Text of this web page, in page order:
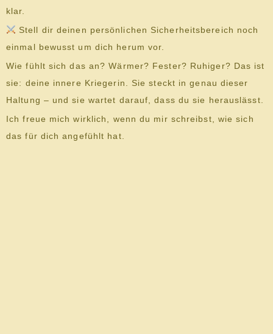
klar.
Stell dir deinen persönlichen Sicherheitsbereich noch
einmal bewusst um dich herum vor.
Wie fühlt sich das an? Wärmer? Fester? Ruhiger? Das ist
sie: deine innere Kriegerin. Sie steckt in genau dieser
Haltung – und sie wartet darauf, dass du sie herauslässt.
Ich freue mich wirklich, wenn du mir schreibst, wie sich
das für dich angefühlt hat.